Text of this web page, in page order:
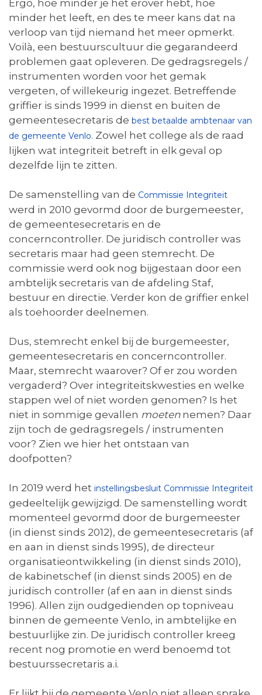
Ergo, hoe minder je het erover hebt, hoe
minder het leeft, en des te meer kans dat na
verloop van tijd niemand het meer opmerkt.
Voilà, een bestuurscultuur die gegarandeerd
problemen gaat opleveren. De gedragsregels /
instrumenten worden voor het gemak
vergeten, of willekeurig ingezet. Betreffende
griffier is sinds 1999 in dienst en buiten de
gemeentesecretaris de best betaalde ambtenaar van
de gemeente Venlo. Zowel het college als de raad
lijken wat integriteit betreft in elk geval op
dezelfde lijn te zitten.
De samenstelling van de Commissie Integriteit
werd in 2010 gevormd door de burgemeester,
de gemeentesecretaris en de
concerncontroller. De juridisch controller was
secretaris maar had geen stemrecht. De
commissie werd ook nog bijgestaan door een
ambtelijk secretaris van de afdeling Staf,
bestuur en directie. Verder kon de griffier enkel
als toehoorder deelnemen.
Dus, stemrecht enkel bij de burgemeester,
gemeentesecretaris en concerncontroller.
Maar, stemrecht waarover? Of er zou worden
vergaderd? Over integriteitskwesties en welke
stappen wel of niet worden genomen? Is het
niet in sommige gevallen moetennemen? Daar
zijn toch de gedragsregels / instrumenten
voor? Zien we hier het ontstaan van
doofpotten?
In 2019 werd het instellingsbesluit Commissie Integriteit
gedeeltelijk gewijzigd. De samenstelling wordt
momenteel gevormd door de burgemeester
(in dienst sinds 2012), de gemeentesecretaris (af
en aan in dienst sinds 1995), de directeur
organisatieontwikkeling (in dienst sinds 2010),
de kabinetschef (in dienst sinds 2005) en de
juridisch controller (af en aan in dienst sinds
1996). Allen zijn oudgedienden op topniveau
binnen de gemeente Venlo, in ambtelijke en
bestuurlijke zin. De juridisch controller kreeg
recent nog promotie en werd benoemd tot
bestuurssecretaris a.i.